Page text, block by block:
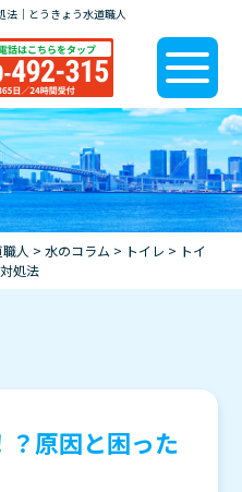
法｜とうきょう水道職人
人 >水のコラム > トイレ > トイ
処法
？原因と困った